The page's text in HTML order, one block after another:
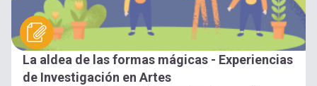
La aldea de las formas mágicas - Experiencias
de Investigación en Artes